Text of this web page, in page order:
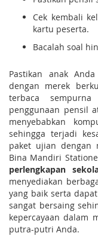
Cek kembali
kartu peserta.
Bacalah soal
Pastikan anak
dengan merek
terbaca
penggunaan pensil
menyebabkan
sehingga terjadi
paket ujian dengan
Bina Mandiri
perlengkapan
menyediakan
yang baik serta
sangat bersaing
kepercayaan dalam
putra-putri Anda.